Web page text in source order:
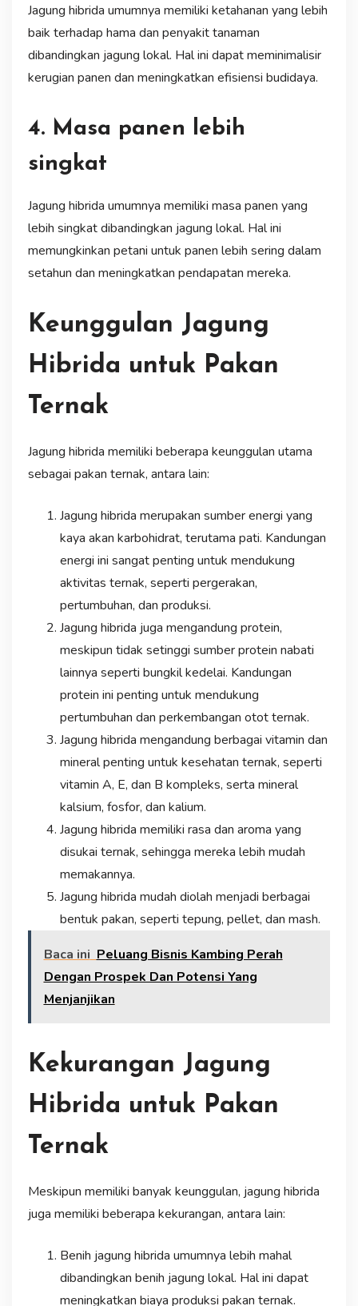
Jagung hibrida umumnya memiliki ketahanan yang lebih
baik terhadap hama dan penyakit tanaman
dibandingkan jagung lokal. Hal ini dapat meminimalisir
kerugian panen dan meningkatkan efisiensi budidaya.
4. Masa panen lebih
singkat
Jagung hibrida umumnya memiliki masa panen yang
lebih singkat dibandingkan jagung lokal. Hal ini
memungkinkan petani untuk panen lebih sering dalam
setahun dan meningkatkan pendapatan mereka.
Keunggulan Jagung
Hibrida untuk Pakan
Ternak
Jagung hibrida memiliki beberapa keunggulan utama
sebagai pakan ternak, antara lain:
Jagung hibrida merupakan sumber energi yang
kaya akan karbohidrat, terutama pati. Kandungan
energi ini sangat penting untuk mendukung
aktivitas ternak, seperti pergerakan,
pertumbuhan, dan produksi.
Jagung hibrida juga mengandung protein,
meskipun tidak setinggi sumber protein nabati
lainnya seperti bungkil kedelai. Kandungan
protein ini penting untuk mendukung
pertumbuhan dan perkembangan otot ternak.
Jagung hibrida mengandung berbagai vitamin dan
mineral penting untuk kesehatan ternak, seperti
vitamin A, E, dan B kompleks, serta mineral
kalsium, fosfor, dan kalium.
Jagung hibrida memiliki rasa dan aroma yang
disukai ternak, sehingga mereka lebih mudah
memakannya.
Jagung hibrida mudah diolah menjadi berbagai
bentuk pakan, seperti tepung, pellet, dan mash.
Baca ini Peluang Bisnis Kambing Perah
Dengan Prospek Dan Potensi Yang
Menjanjikan
Kekurangan Jagung
Hibrida untuk Pakan
Ternak
Meskipun memiliki banyak keunggulan, jagung hibrida
juga memiliki beberapa kekurangan, antara lain:
Benih jagung hibrida umumnya lebih mahal
dibandingkan benih jagung lokal. Hal ini dapat
meningkatkan biaya produksi pakan ternak.